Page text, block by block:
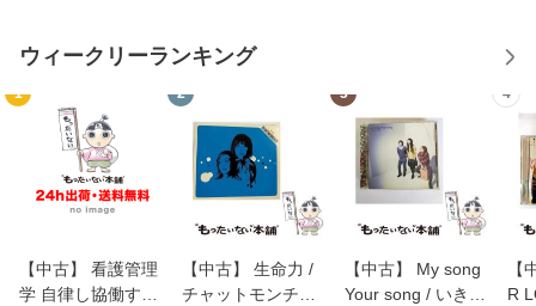
ウィークリーランキング
1
【中古】 看護管理
学 自律し協働する
2
【中古】 生命力 /
チャットモンチー /
3
【中古】 My song
Your song / いきも
4
【
R